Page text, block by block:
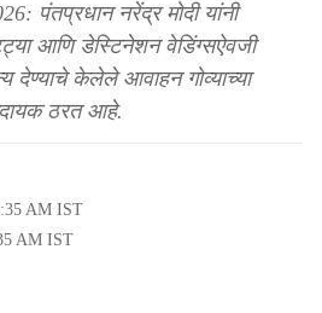
पंतप्रधान नरेंद्र मोदी यांनी
आणि डेस्टिनेशन वेडिंग्सऐवजी
देण्याचे केलेले आवाहन गोव्याच्या
ठरत आहे.
AM IST
AM IST